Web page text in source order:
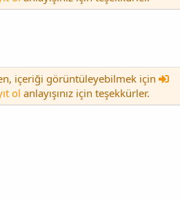
içeriği görüntüleyebilmek için
ol anlayışınız için teşekkürler.